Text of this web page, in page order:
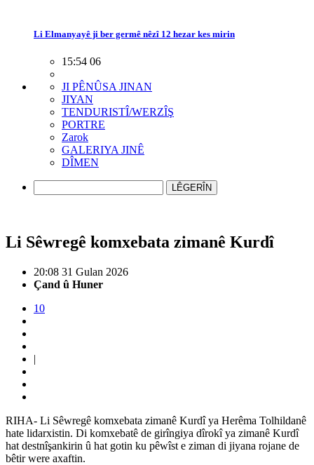
Li Elmanyayê ji ber germê nêzî 12 hezar kes mirin
15:54 06
JI PÊNÛSA JINAN
JIYAN
TENDURISTÎ/WERZÎŞ
PORTRE
Zarok
GALERIYA JINÊ
DÎMEN
LÊGERÎN
Li Sêwregê komxebata zimanê Kurdî
20:08 31 Gulan 2026
Çand û Huner
10
|
RIHA- Li Sêwregê komxebata zimanê Kurdî ya Herêma Tolhildanê
hate lidarxistin. Di komxebatê de girîngiya dîrokî ya zimanê Kurdî
hat destnîşankirin û hat gotin ku pêwîst e ziman di jiyana rojane de
bêtir were axaftin.